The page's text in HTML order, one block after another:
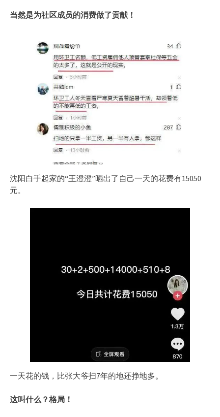
当然是为社区成员的消费做了贡献！
沈阳白手起家的“王澄澄”晒出了自己一天的花费有15050
元。
一天花的钱，比张大爷扫7年的地还挣地多。
这叫什么？格局！